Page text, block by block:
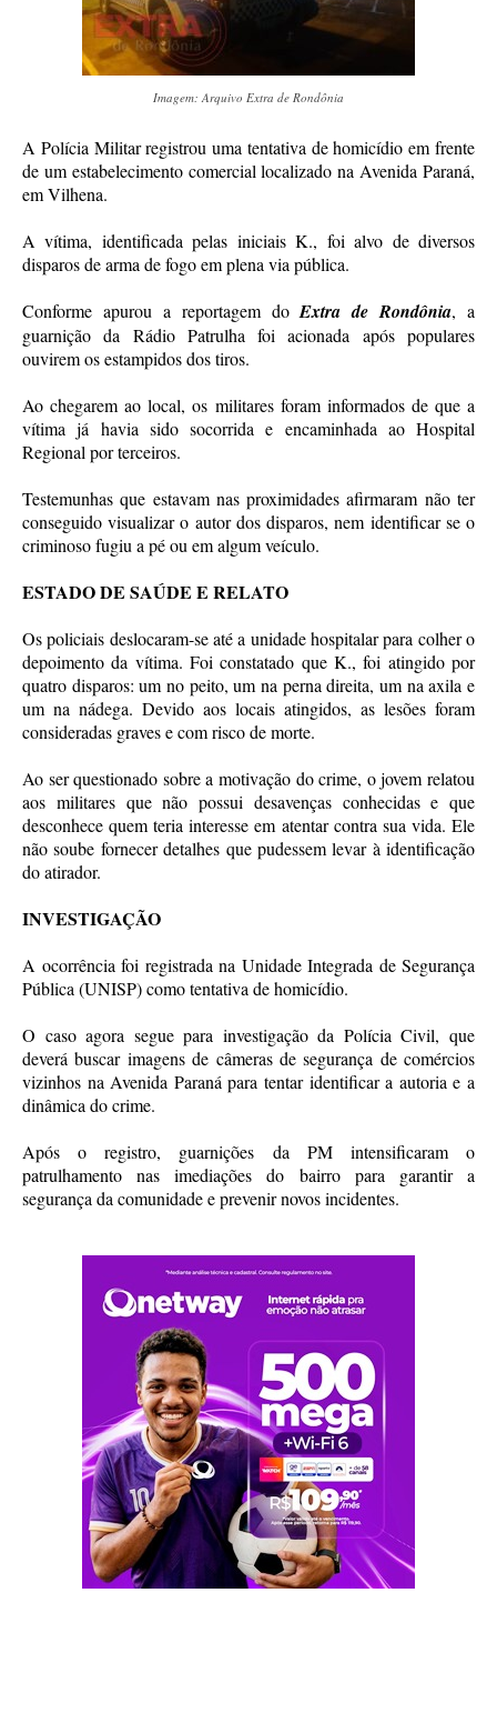
Imagem: Arquivo Extra de Rondônia
A Polícia Militar registrou uma tentativa de homicídio em frente
de um estabelecimento comercial localizado na Avenida Paraná,
em Vilhena.
A vítima, identificada pelas iniciais K., foi alvo de diversos
disparos de arma de fogo em plena via pública.
Conforme apurou a reportagem doExtra de Rondônia, a
guarnição da Rádio Patrulha foi acionada após populares
ouvirem os estampidos dos tiros.
Ao chegarem ao local, os militares foram informados de que a
vítima já havia sido socorrida e encaminhada ao Hospital
Regional por terceiros.
Testemunhas que estavam nas proximidades afirmaram não ter
conseguido visualizar o autor dos disparos, nem identificar se o
criminoso fugiu a pé ou em algum veículo.
ESTADO DE SAÚDE E RELATO
Os policiais deslocaram-se até a unidade hospitalar para colher o
depoimento da vítima. Foi constatado que K., foi atingido por
quatro disparos: um no peito, um na perna direita, um na axila e
um na nádega. Devido aos locais atingidos, as lesões foram
consideradas graves e com risco de morte.
Ao ser questionado sobre a motivação do crime, o jovem relatou
aos militares que não possui desavenças conhecidas e que
desconhece quem teria interesse em atentar contra sua vida. Ele
não soube fornecer detalhes que pudessem levar à identificação
do atirador.
INVESTIGAÇÃO
A ocorrência foi registrada na Unidade Integrada de Segurança
Pública (UNISP) como tentativa de homicídio.
O caso agora segue para investigação da Polícia Civil, que
deverá buscar imagens de câmeras de segurança de comércios
vizinhos na Avenida Paraná para tentar identificar a autoria e a
dinâmica do crime.
Após o registro, guarnições da PM intensificaram o
patrulhamento nas imediações do bairro para garantir a
segurança da comunidade e prevenir novos incidentes.